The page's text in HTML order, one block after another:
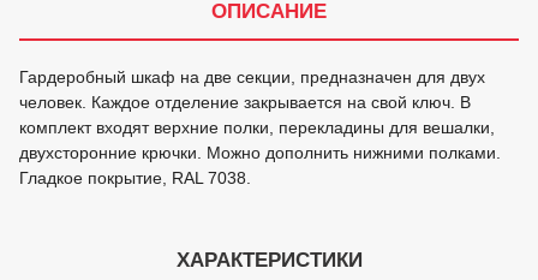
ОПИСАНИЕ
Гардеробный шкаф на две секции, предназначен для двух
человек. Каждое отделение закрывается на свой ключ. В
комплект входят верхние полки, перекладины для вешалки,
двухсторонние крючки. Можно дополнить нижними полками.
Гладкое покрытие, RAL 7038.
ХАРАКТЕРИСТИКИ